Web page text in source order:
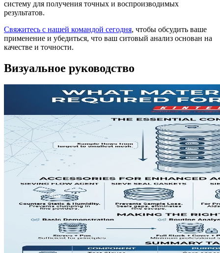
систему для получения точных и воспроизводимых
результатов.
Свяжитесь с нашей командой сегодня, чтобы обсудить ваше
применение и убедиться, что ваш ситовый анализ основан на
качестве и точности.
Визуальное руководство